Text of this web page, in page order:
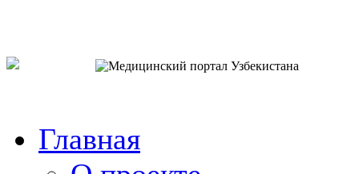
Главная